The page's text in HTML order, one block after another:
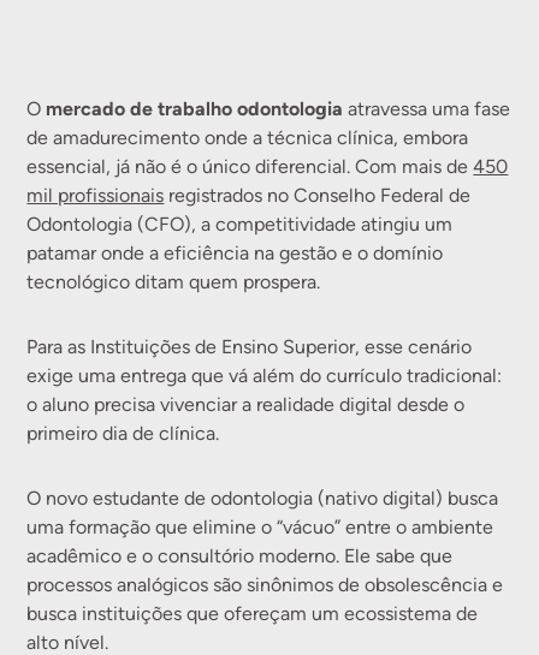
O mercado de trabalho odontologia atravessa uma fase
de amadurecimento onde a técnica clínica, embora
essencial, já não é o único diferencial. Com mais de450
mil profissionais registrados no Conselho Federal de
Odontologia (CFO), a competitividade atingiu um
patamar onde a eficiência na gestão e o domínio
tecnológico ditam quem prospera.
Para as Instituições de Ensino Superior, esse cenário
exige uma entrega que vá além do currículo tradicional:
o aluno precisa vivenciar a realidade digital desde o
primeiro dia de clínica.
O novo estudante de odontologia (nativo digital) busca
uma formação que elimine o “vácuo” entre o ambiente
acadêmico e o consultório moderno. Ele sabe que
processos analógicos são sinônimos de obsolescência e
busca instituições que ofereçam um ecossistema de
alto nível.